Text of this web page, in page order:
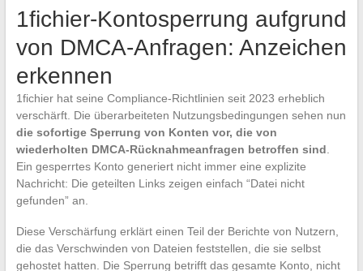
1fichier-Kontosperrung aufgrund
von DMCA-Anfragen: Anzeichen
erkennen
1fichier hat seine Compliance-Richtlinien seit 2023 erheblich
verschärft. Die überarbeiteten Nutzungsbedingungen sehen nun
die sofortige Sperrung von Konten vor, die von
wiederholten DMCA-Rücknahmeanfragen betroffen sind.
Ein gesperrtes Konto generiert nicht immer eine explizite
Nachricht: Die geteilten Links zeigen einfach “Datei nicht
gefunden” an.
Diese Verschärfung erklärt einen Teil der Berichte von Nutzern,
die das Verschwinden von Dateien feststellen, die sie selbst
gehostet hatten. Die Sperrung betrifft das gesamte Konto, nicht